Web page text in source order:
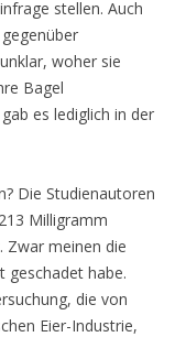
stellen. Auch
woher sie
Bagel
es lediglich in der
Die Studienautoren
Milligramm
Zwar meinen die
geschadet habe.
die von
Eier-Industrie,